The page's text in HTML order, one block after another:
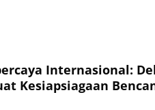
Internasional:
Kesiapsiagaan